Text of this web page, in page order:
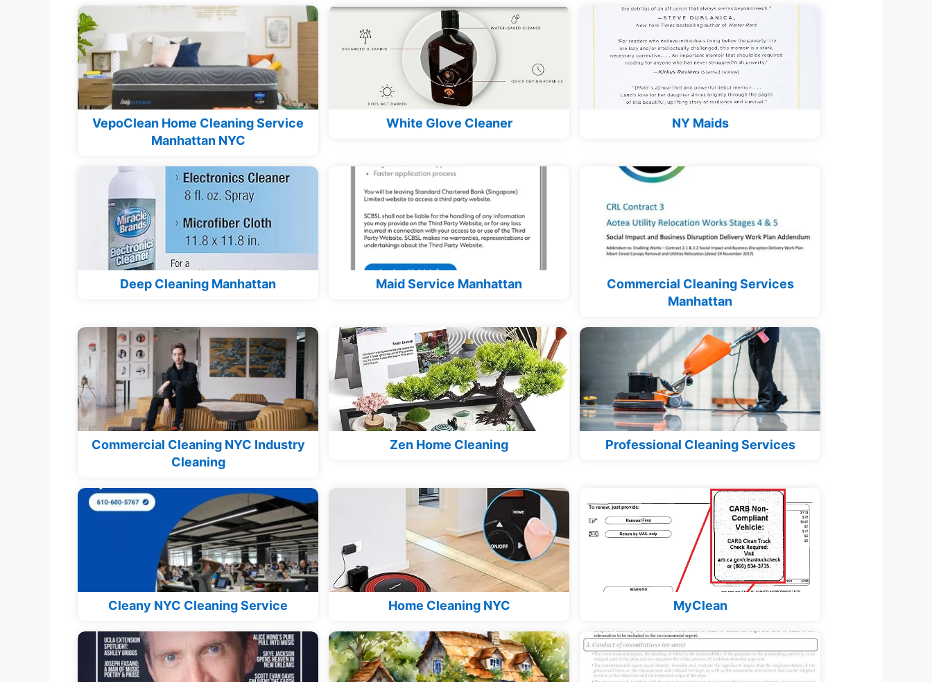
VepoClean Home Cleaning Service
Manhattan NYC
White Glove Cleaner NY Maids
Deep Cleaning Manhattan Maid Service Manhattan
Commercial Cleaning Services
Manhattan
Commercial Cleaning NYC Industry
Cleaning
Zen Home Cleaning Professional Cleaning Services
Cleany NYC Cleaning Service Home Cleaning NYC MyClean